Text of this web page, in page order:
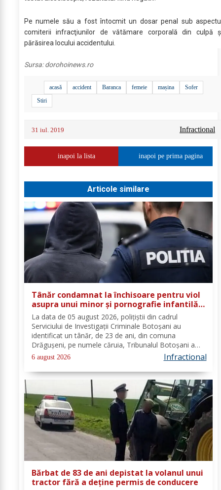
Pe numele său a fost întocmit un dosar penal sub
comiterii infracţiunilor de vătămare corporală din culpă
părăsirea locului accidentului.
Sursa:dorohoinews.ro
acasă accident Baranca femeie mașina
Sofer
Stiri
31 iul. 2019 Infractional
inapoi la lista inapoi pe prima pagina
Articole similare
Tânăr condamnat la închisoare pentru viol
asupra unui minor și pornografie infantilă,
identificat de polițiști
La data de 05 august 2026, polițiștii din cadrul
Serviciului de Investigații Criminale Botoșani au
identificat un tânăr, de 23 de ani, din comuna
Drăgușeni, pe numele căruia, Tribunalul Botoșani a
emis un mandat de executare a pedepsei cu
închisoarea. Tânărul a fost condamnat la 4 ani și 5 luni
de...
6 august 2026 Infractional
Bărbat de 83 de ani depistat la volanul unui
tractor fără a deține permis de conducere